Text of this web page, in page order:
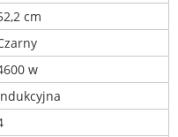
cm
w